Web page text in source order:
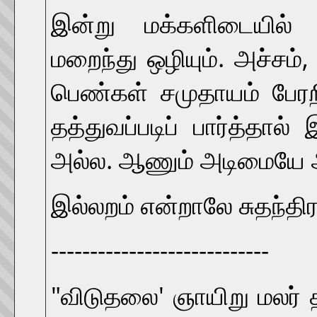
இன்று மக்களிடையில்
மறைந்து ஒழியும்.
பெண்கள் சமுதாயம்
தத்துவப்படிப்
அல்ல. ஆணும்
இல்லறம் என்றாலே
----------------------------
"விடுதலை' ஞாயிறு